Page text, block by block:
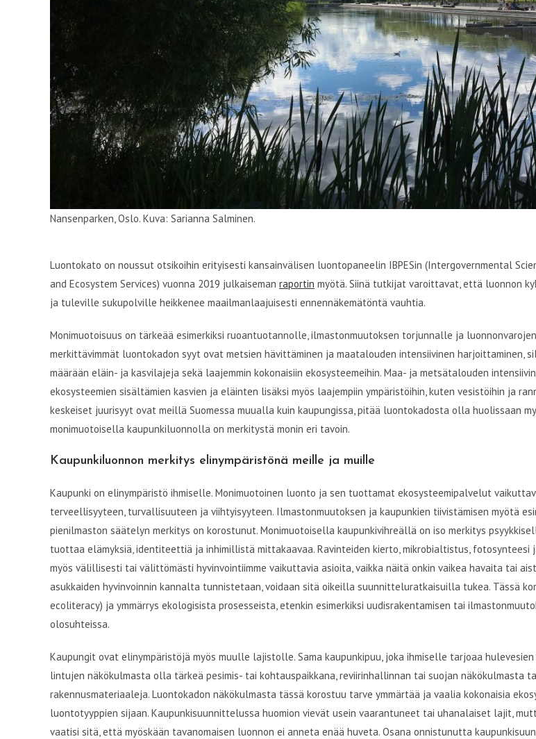
Nansenparken, Oslo. Kuva: Sarianna Salminen.
Luontokato on noussut otsikoihin erityisesti kansainvälisen luontopaneelin IBPESin (Intergovernmental
and Ecosystem Services) vuonna 2019 julkaiseman raportin myötä. Siinä tutkijat varoittavat, että luonnon
ja tuleville sukupolville heikkenee maailmanlaajuisesti ennennäkemätöntä vauhtia.
Monimuotoisuus on tärkeää esimerkiksi ruoantuotannolle, ilmastonmuutoksen torjunnalle ja
merkittävimmät luontokadon syyt ovat metsien hävittäminen ja maatalouden intensiivinen harjoittaminen,
määrään eläin- ja kasvilajeja sekä laajemmin kokonaisiin ekosysteemeihin. Maa- ja metsätalouden
ekosysteemien sisältämien kasvien ja eläinten lisäksi myös laajempiin ympäristöihin, kuten vesistöihin ja
keskeiset juurisyyt ovat meillä Suomessa muualla kuin kaupungissa, pitää luontokadosta olla huolissaan
monimuotoisella kaupunkiluonnolla on merkitystä monin eri tavoin.
Kaupunkiluonnon merkitys elinympäristönä meille ja muille
Kaupunki on elinympäristö ihmiselle. Monimuotoinen luonto ja sen tuottamat ekosysteemipalvelut
terveellisyyteen, turvallisuuteen ja viihtyisyyteen. Ilmastonmuutoksen ja kaupunkien tiivistämisen myötä
pienilmaston säätelyn merkitys on korostunut. Monimuotoisella kaupunkivihreällä on iso merkitys
tuottaa elämyksiä, identiteettiä ja inhimillistä mittakaavaa. Ravinteiden kierto, mikrobialtistus, fotosynteesi
myös välillisesti tai välittömästi hyvinvointiimme vaikuttavia asioita, vaikka näitä onkin vaikea havaita tai
asukkaiden hyvinvoinnin kannalta tunnistetaan, voidaan sitä oikeilla suunnitteluratkaisuilla tukea. Tässä
ecoliteracy) ja ymmärrys ekologisista prosesseista, etenkin esimerkiksi uudisrakentamisen tai
olosuhteissa.
Kaupungit ovat elinympäristöjä myös muulle lajistolle. Sama kaupunkipuu, joka ihmiselle tarjoaa
lintujen näkökulmasta olla tärkeä pesimis- tai kohtauspaikkana, reviirinhallinnan tai suojan näkökulmasta
rakennusmateriaaleja. Luontokadon näkökulmasta tässä korostuu tarve ymmärtää ja vaalia kokonaisia
luontotyyppien sijaan. Kaupunkisuunnittelussa huomion vievät usein vaarantuneet tai uhanalaiset lajit,
vaatisi sitä, että myöskään tavanomaisen luonnon ei anneta enää huveta. Osana onnistunutta